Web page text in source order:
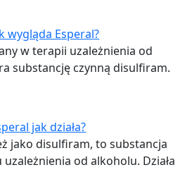
wygląda Esperal?
w terapii uzależnienia od
substancję czynną disulfiram.
jak działa?
jako disulfiram, to substancja
od alkoholu. Działa